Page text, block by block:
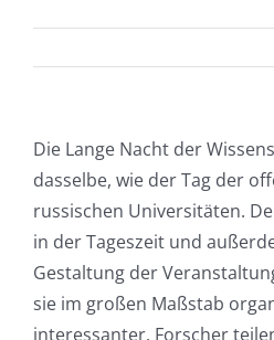
Die Lange Nacht der
dasselbe, wie der Tag der
russischen Universitäten.
in der Tageszeit und
Gestaltung der
sie im großen Maßstab
interessanter. Forscher